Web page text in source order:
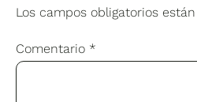
Los campos obligatorios
Comentario *